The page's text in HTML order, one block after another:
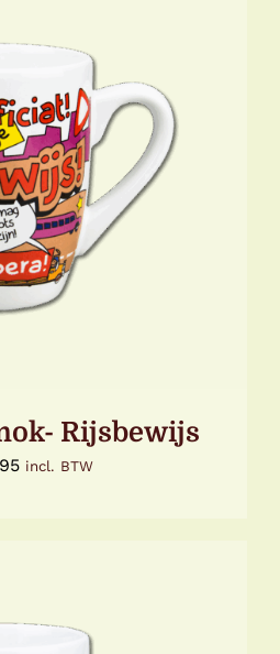
WINKELWAGEN
DETAILS
Rijsbewijs
incl. BTW